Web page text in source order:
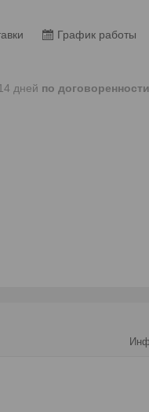
График работы
дней по договоренности